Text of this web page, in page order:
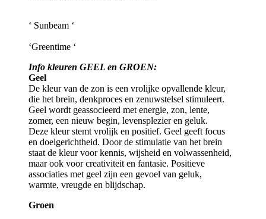
‘ Sunbeam ‘
‘Greentime ‘
Info kleuren GEEL en GROEN:
Geel
De kleur van de zon is een vrolijke opvallende kleur,
die het brein, denkproces en zenuwstelsel stimuleert.
Geel wordt geassocieerd met energie, zon, lente,
zomer, een nieuw begin, levensplezier en geluk.
Deze kleur stemt vrolijk en positief. Geel geeft focus
en doelgerichtheid. Door de stimulatie van het brein
staat de kleur voor kennis, wijsheid en volwassenheid,
maar ook voor creativiteit en fantasie. Positieve
associaties met geel zijn een gevoel van geluk,
warmte, vreugde en blijdschap.
Groen